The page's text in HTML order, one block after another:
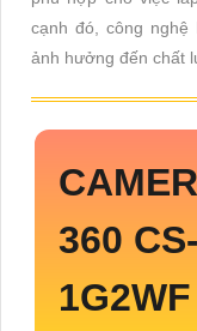
cạnh đó, công nghệ
ảnh hưởng đến chất
360
1G2WF